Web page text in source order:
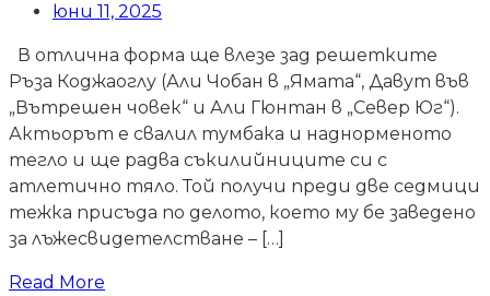
юни 11, 2025
В отлична форма ще влезе зад решетките
Ръза Коджаоглу (Али Чобан в „Ямата“, Давут във
„Вътрешен човек“ и Али Гюнтан в „Север Юг“).
Актьорът е свалил тумбака и наднорменото
тегло и ще радва съкилийниците си с
атлетично тяло. Той получи преди две седмици
тежка присъда по делото, което му бе заведено
за лъжесвидетелстване – […]
Read More